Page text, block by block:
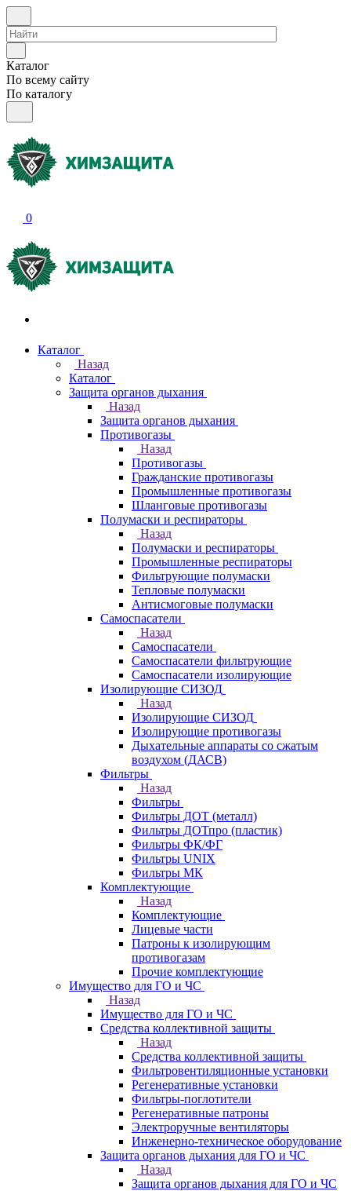
Каталог
По всему сайту
По каталогу
0
Каталог
Назад
Каталог
Защита органов дыхания
Назад
Защита органов дыхания
Противогазы
Назад
Противогазы
Гражданские противогазы
Промышленные противогазы
Шланговые противогазы
Полумаски и респираторы
Назад
Полумаски и респираторы
Промышленные респираторы
Фильтрующие полумаски
Тепловые полумаски
Антисмоговые полумаски
Самоспасатели
Назад
Самоспасатели
Самоспасатели фильтрующие
Самоспасатели изолирующие
Изолирующие СИЗОД
Назад
Изолирующие СИЗОД
Изолирующие противогазы
Дыхательные аппараты со сжатым
воздухом (ДАСВ)
Фильтры
Назад
Фильтры
Фильтры ДОТ (металл)
Фильтры ДОТпро (пластик)
Фильтры ФК/ФГ
Фильтры UNIX
Фильтры МК
Комплектующие
Назад
Комплектующие
Лицевые части
Патроны к изолирующим
противогазам
Прочие комплектующие
Имущество для ГО и ЧС
Назад
Имущество для ГО и ЧС
Средства коллективной защиты
Назад
Средства коллективной защиты
Фильтровентиляционные установки
Регенеративные установки
Фильтры-поглотители
Регенеративные патроны
Электроручные вентиляторы
Инженерно-техническое оборудование
Защита органов дыхания для ГО и ЧС
Назад
Защита органов дыхания для ГО и ЧС